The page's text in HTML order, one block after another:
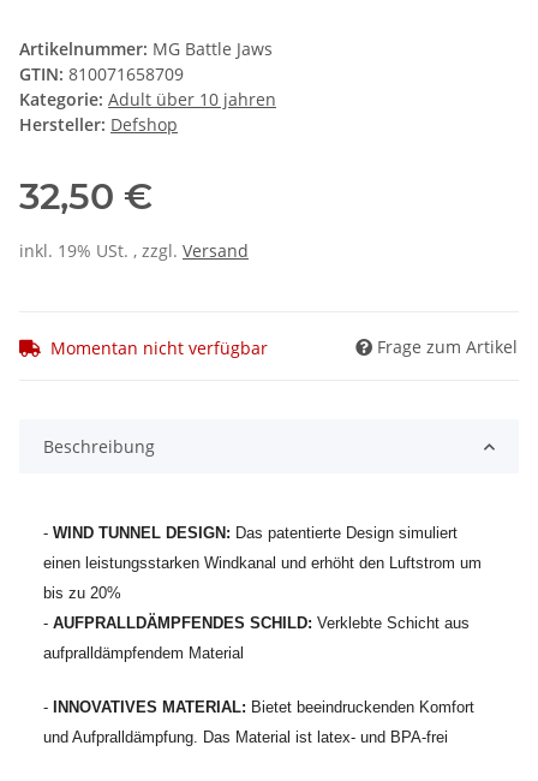
Artikelnummer: MG Battle Jaws
GTIN: 810071658709
Kategorie: Adult über 10 jahren
Hersteller: Defshop
32,50 €
inkl. 19% USt. , zzgl. Versand
Momentan nicht verfügbar Frage zum Artikel
Beschreibung
- WIND TUNNEL DESIGN: Das patentierte Design simuliert
einen leistungsstarken Windkanal und erhöht den Luftstrom um
bis zu 20%
- AUFPRALLDÄMPFENDES SCHILD: Verklebte Schicht aus
aufpralldämpfendem Material
- INNOVATIVES MATERIAL: Bietet beeindruckenden Komfort
und Aufpralldämpfung. Das Material ist latex- und BPA-frei